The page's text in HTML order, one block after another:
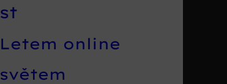
st
Letem online
světem